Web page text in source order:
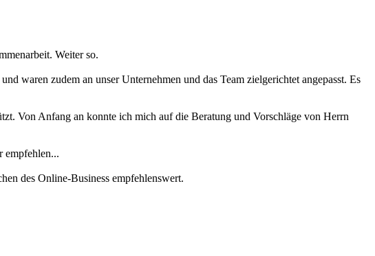
Weiter so.
waren zudem an unser Unternehmen und das Team zielgerichtet angepasst. Es
Von Anfang an konnte ich mich auf die Beratung und Vorschläge von Herrn
empfehlen...
des Online-Business empfehlenswert.